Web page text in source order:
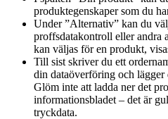
produktegenskaper som du
Under ”Alternativ” kan du
proffsdatakontroll eller andra
kan väljas för en produkt,
Till sist skriver du ett
din dataöverföring och
Glöm inte att ladda ner det
informationsbladet – det är
tryckdata.